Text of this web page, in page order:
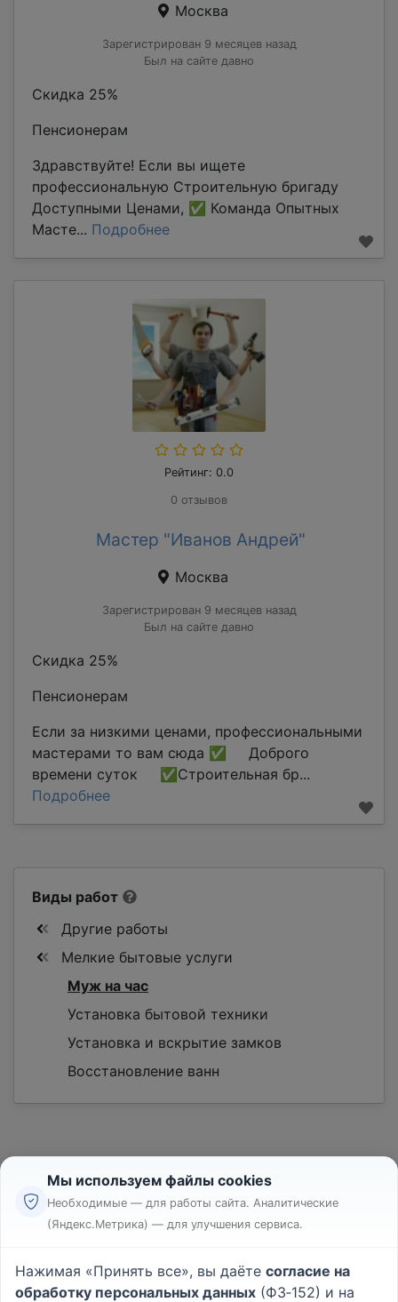
Москва
Зарегистрирован 9 месяцев назад
Был на сайте давно
Скидка 25%
Пенсионерам
Здравствуйте! Если вы ищете
профессиональную Строительную бригаду
Доступными Ценами, ✅ Команда Опытных
Масте... Подробнее
Рейтинг: 0.0
0 отзывов
Мастер "Иванов Андрей"
Москва
Зарегистрирован 9 месяцев назад
Был на сайте давно
Скидка 25%
Пенсионерам
Если за низкими ценами, профессиональными
мастерами то вам сюда ✅ Доброго
времени суток ✅Строительная бр...
Подробнее
Виды работ
Другие работы
Мелкие бытовые услуги
Муж на час
Установка бытовой техники
Установка и вскрытие замков
Восстановление ванн
Реклама
Пользовательское соглашение
Мы используем файлы cookies
Необходимые — для работы сайта. Аналитические
(Яндекс.Метрика) — для улучшения сервиса.
Нажимая «Принять все», вы даёте согласие на
обработку персональных данных (ФЗ‑152) и на